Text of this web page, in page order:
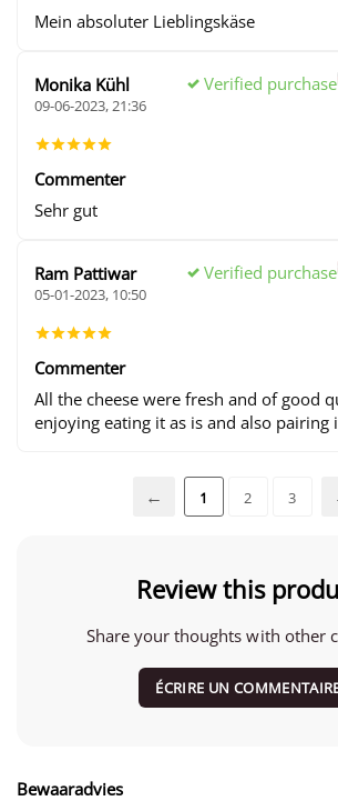
Mein absoluter Lieblingskäse
Monika Kühl Verified purchase
09-06-2023, 21:36
Commenter
Sehr gut
Ram Pattiwar Verified purchase
05-01-2023, 10:50
Commenter
All the cheese were fresh and of good
enjoying eating it as is and also pairing
1 2 3
Review this
Share your thoughts with other
ÉCRIRE UN
Bewaaradvies